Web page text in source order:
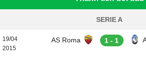
SERIE A
19/04
2015
AS Roma 1 - 1